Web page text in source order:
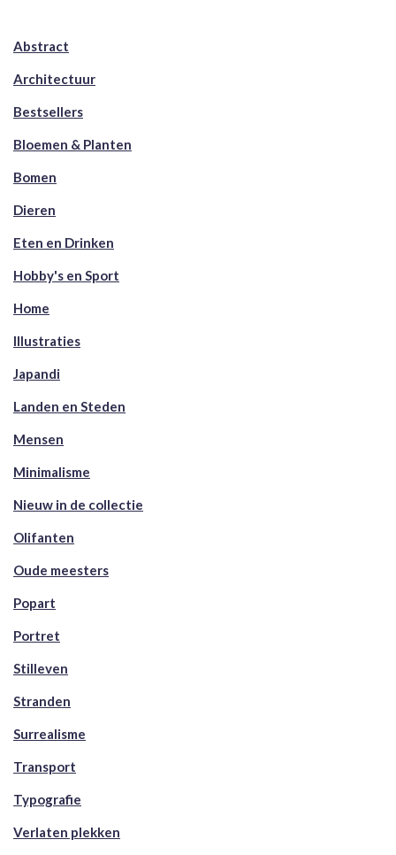
Abstract
Architectuur
Bestsellers
Bloemen & Planten
Bomen
Dieren
Eten en Drinken
Hobby's en Sport
Home
Illustraties
Japandi
Landen en Steden
Mensen
Minimalisme
Nieuw in de collectie
Olifanten
Oude meesters
Popart
Portret
Stilleven
Stranden
Surrealisme
Transport
Typografie
Verlaten plekken